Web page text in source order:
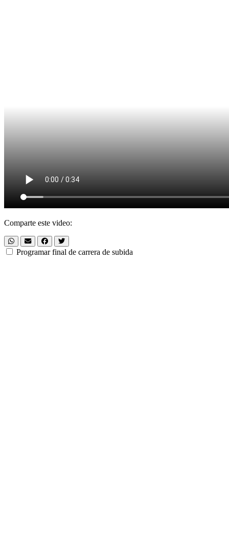
Comparte este video:
Programar final de carrera de subida